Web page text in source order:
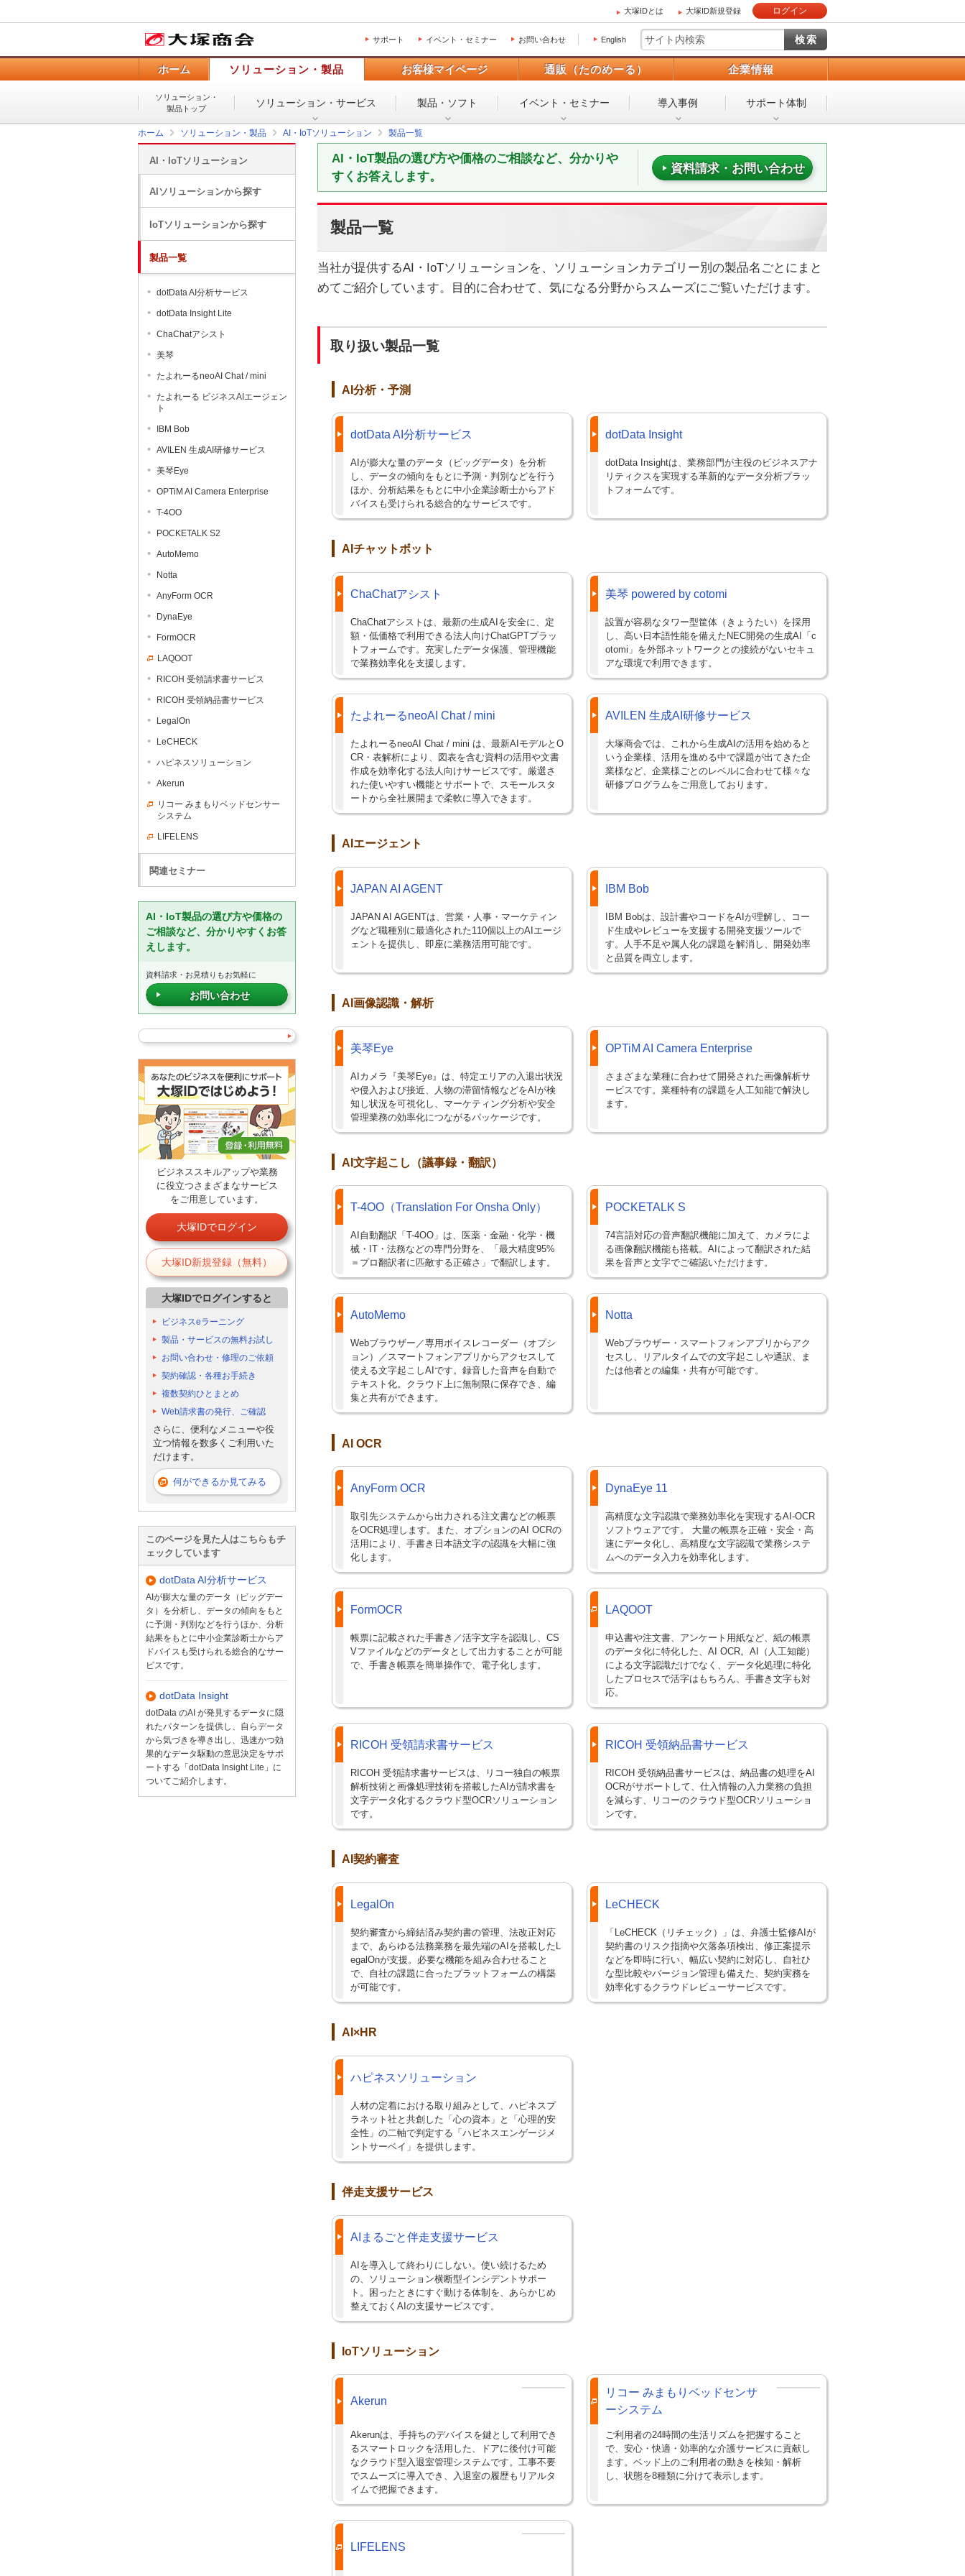
大塚IDとは 大塚ID新規登録 ログイン
サポート イベント・セミナー お問い合わせ English
ホーム ソリューション・製品 お客様マイページ 通販（たのめーる） 企業情報
ソリューション・
製品トップ
ソリューション・ サービス 製品・ソフト イベント・ セミナー 導入事例 サポート体制
ホーム ソリューション・製品 AI・IoTソリューション 製品一覧
AI・IoT製品の選び方や価格のご相談など、分かりや
すくお答えします。
資料請求・お問い合わせ
製品一覧
当社が提供するAI・IoTソリューションを、ソリューションカテゴリー別の製品名ごとにまと
めてご紹介しています。目的に合わせて、気になる分野からスムーズにご覧いただけます。
取り扱い製品一覧
AI分析・予測
dotData AI分析サービス
AIが膨大な量のデータ（ビッグデータ）を分析
し、データの傾向をもとに予測・判別などを行う
ほか、分析結果をもとに中小企業診断士からアド
バイスも受けられる総合的なサービスです。
dotData Insight
dotData Insightは、業務部門が主役のビジネスアナ
リティクスを実現する革新的なデータ分析プラッ
トフォームです。
AIチャットボット
ChaChatアシスト
ChaChatアシストは、最新の生成AIを安全に、定
額・低価格で利用できる法人向けChatGPTプラッ
トフォームです。充実したデータ保護、管理機能
で業務効率化を支援します。
美琴 powered by cotomi
設置が容易なタワー型筐体（きょうたい）を採用
し、高い日本語性能を備えたNEC開発の生成AI「c
otomi」を外部ネットワークとの接続がないセキュ
アな環境で利用できます。
たよれーるneoAI Chat / mini
たよれーるneoAI Chat / mini は、最新AIモデルとO
CR・表解析により、図表を含む資料の活用や文書
作成を効率化する法人向けサービスです。厳選さ
れた使いやすい機能とサポートで、スモールスタ
ートから全社展開まで柔軟に導入できます。
AVILEN 生成AI研修サービス
大塚商会では、これから生成AIの活用を始めると
いう企業様、活用を進める中で課題が出てきた企
業様など、企業様ごとのレベルに合わせて様々な
研修プログラムをご用意しております。
AIエージェント
JAPAN AI AGENT
JAPAN AI AGENTは、営業・人事・マーケティン
グなど職種別に最適化された110個以上のAIエージ
ェントを提供し、即座に業務活用可能です。
IBM Bob
IBM Bobは、設計書やコードをAIが理解し、コー
ド生成やレビューを支援する開発支援ツールで
す。人手不足や属人化の課題を解消し、開発効率
と品質を両立します。
AI画像認識・解析
美琴Eye
AIカメラ『美琴Eye』は、特定エリアの入退出状況
や侵入および接近、人物の滞留情報などをAIが検
知し状況を可視化し、マーケティング分析や安全
管理業務の効率化につながるパッケージです。
OPTiM AI Camera Enterprise
さまざまな業種に合わせて開発された画像解析サ
ービスです。業種特有の課題を人工知能で解決し
ます。
AI文字起こし（議事録・翻訳）
T-4OO（Translation For Onsha Only）
AI自動翻訳「T-4OO」は、医薬・金融・化学・機
械・IT・法務などの専門分野を、「最大精度95%
＝プロ翻訳者に匹敵する正確さ」で翻訳します。
POCKETALK S
74言語対応の音声翻訳機能に加えて、カメラによ
る画像翻訳機能も搭載。AIによって翻訳された結
果を音声と文字でご確認いただけます。
AutoMemo
Webブラウザー／専用ボイスレコーダー（オプシ
ョン）／スマートフォンアプリからアクセスして
使える文字起こしAIです。録音した音声を自動で
テキスト化。クラウド上に無制限に保存でき、編
集と共有ができます。
Notta
Webブラウザー・スマートフォンアプリからアク
セスし、リアルタイムでの文字起こしや通訳、ま
たは他者との編集・共有が可能です。
AI OCR
AnyForm OCR
取引先システムから出力される注文書などの帳票
をOCR処理します。また、オプションのAI OCRの
活用により、手書き日本語文字の認識を大幅に強
化します。
DynaEye 11
高精度な文字認識で業務効率化を実現するAI-OCR
ソフトウェアです。 大量の帳票を正確・安全・高
速にデータ化し、高精度な文字認識で業務システ
ムへのデータ入力を効率化します。
FormOCR
帳票に記載された手書き／活字文字を認識し、CS
Vファイルなどのデータとして出力することが可能
で、手書き帳票を簡単操作で、電子化します。
LAQOOT
申込書や注文書、アンケート用紙など、紙の帳票
のデータ化に特化した、AI OCR。AI（人工知能）
による文字認識だけでなく、データ化処理に特化
したプロセスで活字はもちろん、手書き文字も対
応。
RICOH 受領請求書サービス
RICOH 受領請求書サービスは、リコー独自の帳票
解析技術と画像処理技術を搭載したAIが請求書を
文字データ化するクラウド型OCRソリューション
です。
RICOH 受領納品書サービス
RICOH 受領納品書サービスは、納品書の処理をAI
OCRがサポートして、仕入情報の入力業務の負担
を減らす、リコーのクラウド型OCRソリューショ
ンです。
AI契約審査
LegalOn
契約審査から締結済み契約書の管理、法改正対応
まで、あらゆる法務業務を最先端のAIを搭載したL
egalOnが支援。必要な機能を組み合わせること
で、自社の課題に合ったプラットフォームの構築
が可能です。
LeCHECK
「LeCHECK（リチェック）」は、弁護士監修AIが
契約書のリスク指摘や欠落条項検出、修正案提示
などを即時に行い、幅広い契約に対応し、自社ひ
な型比較やバージョン管理も備えた、契約実務を
効率化するクラウドレビューサービスです。
AI×HR
ハピネスソリューション
人材の定着における取り組みとして、ハピネスプ
ラネット社と共創した「心の資本」と「心理的安
全性」の二軸で判定する「ハピネスエンゲージメ
ントサーベイ」を提供します。
伴走支援サービス
AIまるごと伴走支援サービス
AIを導入して終わりにしない。使い続けるため
の、ソリューション横断型インシデントサポー
ト。困ったときにすぐ動ける体制を、あらかじめ
整えておくAIの支援サービスです。
IoTソリューション
Akerun
Akerunは、手持ちのデバイスを鍵として利用でき
るスマートロックを活用した、ドアに後付け可能
なクラウド型入退室管理システムです。工事不要
でスムーズに導入でき、入退室の履歴もリアルタ
イムで把握できます。
リコー みまもりベッドセンサ
ーシステム
ご利用者の24時間の生活リズムを把握すること
で、安心・快適・効率的な介護サービスに貢献し
ます。ベッド上のご利用者の動きを検知・解析
し、状態を8種類に分けて表示します。
LIFELENS
AI・IoTソリューション
AIソリューションから探す
IoTソリューションから探す
製品一覧
dotData AI分析サービス
dotData Insight Lite
ChaChatアシスト
美琴
たよれーるneoAI Chat / mini
たよれーる ビジネスAIエージェン
ト
IBM Bob
AVILEN 生成AI研修サービス
美琴Eye
OPTiM AI Camera Enterprise
T-4OO
POCKETALK S2
AutoMemo
Notta
AnyForm OCR
DynaEye
FormOCR
LAQOOT
RICOH 受領請求書サービス
RICOH 受領納品書サービス
LegalOn
LeCHECK
ハピネスソリューション
Akerun
リコー みまもりベッドセンサー
システム
LIFELENS
関連セミナー
AI・IoT製品の選び方や価格の
ご相談など、分かりやすくお答
えします。
資料請求・お見積りもお気軽に
お問い合わせ
ビジネススキルアップや業務
に役立つさまざまなサービス
をご用意しています。
大塚IDでログイン
大塚ID新規登録（無料）
大塚IDでログインすると
ビジネスeラーニング
製品・サービスの無料お試し
お問い合わせ・修理のご依頼
契約確認・各種お手続き
複数契約ひとまとめ
Web請求書の発行、ご確認
さらに、便利なメニューや役
立つ情報を数多くご利用いた
だけます。
何ができるか見てみる
このページを見た人はこちらもチ
ェックしています
dotData AI分析サービス
AIが膨大な量のデータ（ビッグデー
タ）を分析し、データの傾向をもと
に予測・判別などを行うほか、分析
結果をもとに中小企業診断士からア
ドバイスも受けられる総合的なサー
ビスです。
dotData Insight
dotData のAI が発見するデータに隠
れたパターンを提供し、自らデータ
から気づきを導き出し、迅速かつ効
果的なデータ駆動の意思決定をサポ
ートする「dotData Insight Lite」に
ついてご紹介します。